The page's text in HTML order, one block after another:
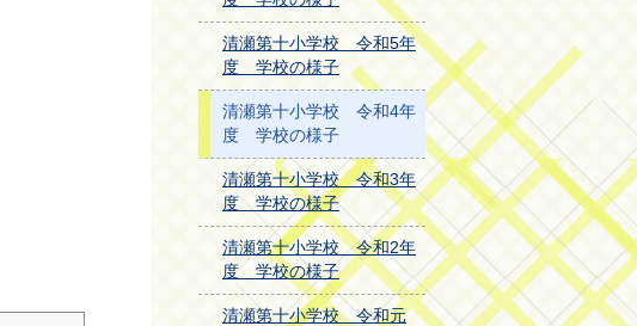
清瀬第十小学校 令和5年
度 学校の様子
清瀬第十小学校 令和4年
度 学校の様子
清瀬第十小学校 令和3年
度 学校の様子
清瀬第十小学校 令和2年
度 学校の様子
清瀬第十小学校 令和元